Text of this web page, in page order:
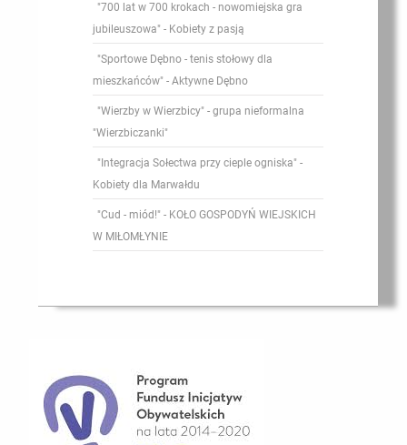
"700 lat w 700 krokach - nowomiejska gra
jubileuszowa" - Kobiety z pasją
"Sportowe Dębno - tenis stołowy dla
mieszkańców" - Aktywne Dębno
"Wierzby w Wierzbicy" - grupa nieformalna
"Wierzbiczanki"
"Integracja Sołectwa przy cieple ogniska" -
Kobiety dla Marwałdu
"Cud - miód!" - KOŁO GOSPODYŃ WIEJSKICH
W MIŁOMŁYNIE